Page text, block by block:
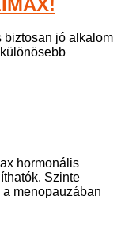
biztosan jó alkalom
hormonális
Szinte
menopauzában